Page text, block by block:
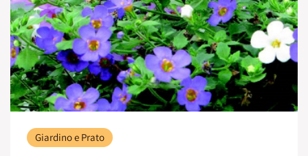
Giardino e Prato